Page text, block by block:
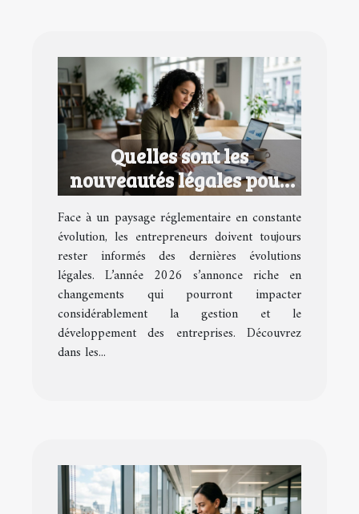
Quelles sont les
nouveautés légales pour
les entrepreneurs en 2026
?
Face à un paysage réglementaire en constante
évolution, les entrepreneurs doivent toujours
rester informés des dernières évolutions
légales. L’année 2026 s’annonce riche en
changements qui pourront impacter
considérablement la gestion et le
développement des entreprises. Découvrez
dans les...